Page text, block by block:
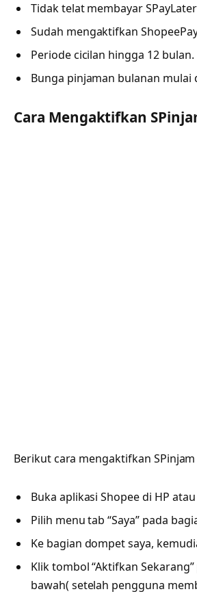
Tidak telat membayar
Sudah mengaktifkan
Periode cicilan hingga 12 bulan.
Bunga pinjaman bulanan mulai
Cara Mengaktifkan
Berikut cara mengaktifkan
Buka aplikasi Shopee di HP
Pilih menu tab “Saya” pada
Ke bagian dompet saya,
Klik tombol “Aktifkan
bawah( setelah pengguna